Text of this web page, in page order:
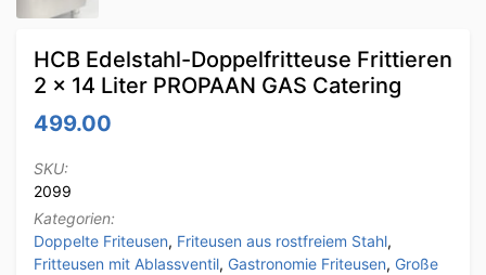
HCB Edelstahl-Doppelfritteuse Frittieren
2 x 14 Liter PROPAAN GAS Catering
499.00
SKU:
2099
Kategorien:
Doppelte Friteusen, Friteusen aus rostfreiem Stahl,
Fritteusen mit Ablassventil, Gastronomie Friteusen, Große